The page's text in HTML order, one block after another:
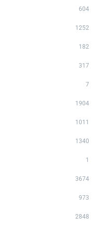
604
1252
182
317
7
1904
1011
1340
1
3674
973
2848